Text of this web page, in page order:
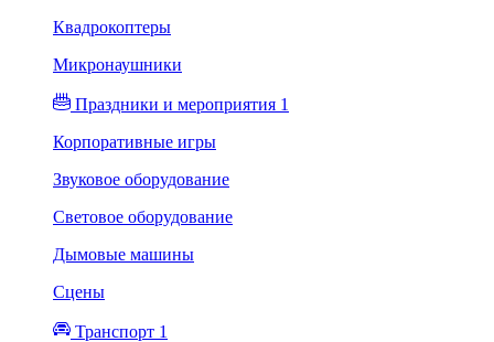
Квадрокоптеры
Микронаушники
Праздники и мероприятия 1
Корпоративные игры
Звуковое оборудование
Световое оборудование
Дымовые машины
Сцены
Транспорт 1